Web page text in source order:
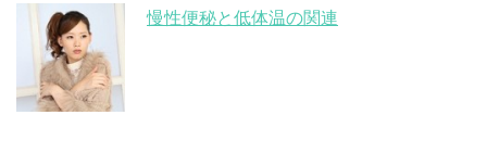
慢性便秘と低体温の関連